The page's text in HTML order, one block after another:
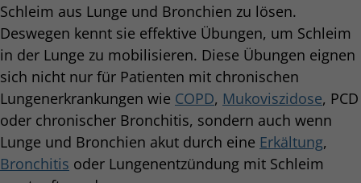
Schleim aus Lunge und Bronchien zu lösen.
Deswegen kennt sie effektive Übungen, um Schleim
in der Lunge zu mobilisieren. Diese Übungen eignen
sich nicht nur für Patienten mit chronischen
Lungenerkrankungen wie COPD, Mukoviszidose, PCD
oder chronischer Bronchitis, sondern auch wenn
Lunge und Bronchien akut durch eine Erkältung,
Bronchitis oder Lungenentzündung mit Schleim